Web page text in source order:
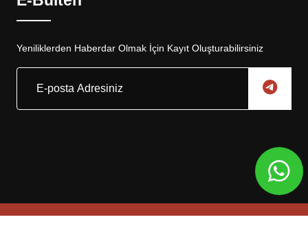
Yeniliklerden Haberdar Olmak İçin Kayıt Oluşturabilirsiniz